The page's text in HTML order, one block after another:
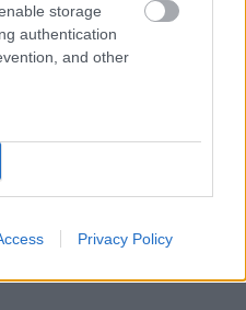
storage
authentication
and other
Privacy Policy
elfogadom az